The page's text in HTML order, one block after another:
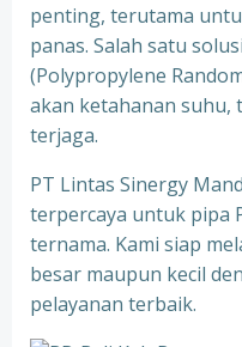
penting, terutama
panas. Salah satu
(Polypropylene
akan ketahanan suhu,
terjaga.
PT Lintas Sinergy
terpercaya untuk pipa
ternama. Kami siap
besar maupun kecil
pelayanan terbaik.